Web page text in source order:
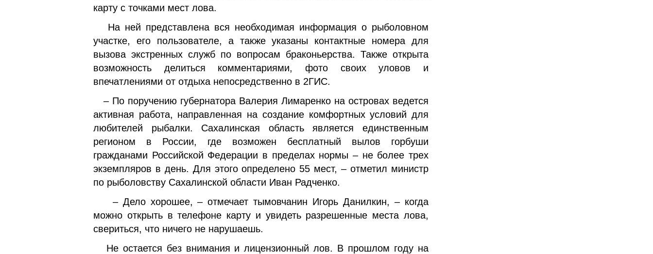
карту с точками мест лова.
На ней представлена вся необходимая информация о рыболовном
участке, его пользователе, а также указаны контактные номера для
вызова экстренных служб по вопросам браконьерства. Также открыта
возможность делиться комментариями, фото своих уловов и
впечатлениями от отдыха непосредственно в 2ГИС.
– По поручению губернатора Валерия Лимаренко на островах ведется
активная работа, направленная на создание комфортных условий для
любителей рыбалки. Сахалинская область является единственным
регионом в России, где возможен бесплатный вылов горбуши
гражданами Российской Федерации в пределах нормы – не более трех
экземпляров в день. Для этого определено 55 мест, – отметил министр
по рыболовству Сахалинской области Иван Радченко.
– Дело хорошее, – отмечает тымовчанин Игорь Данилкин, – когда
можно открыть в телефоне карту и увидеть разрешенные места лова,
свериться, что ничего не нарушаешь.
Не остается без внимания и лицензионный лов. В прошлом году на